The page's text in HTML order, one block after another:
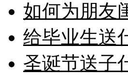
如何为朋友
给毕业生送
圣诞节送子